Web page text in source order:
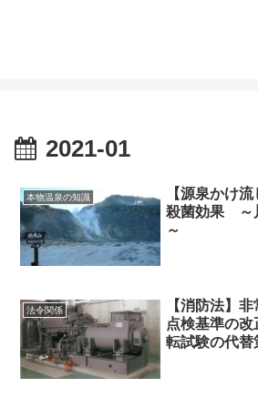
2021-01
本物温泉の知識
【源泉かけ
殺菌効果 ～
～
法令関係
【消防法】
点検基準の
転試験の代替